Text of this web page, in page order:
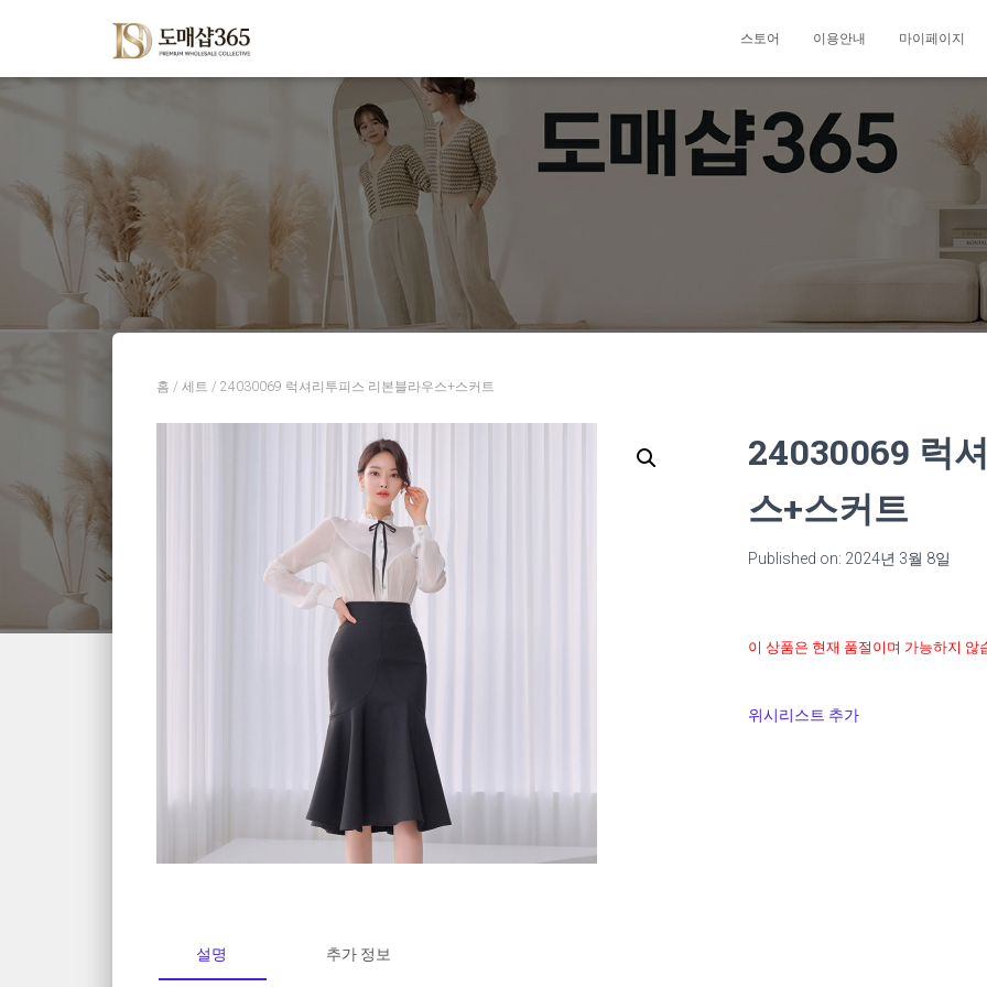
스토어 이용안내 마이페이지
홈 / 세트 / 24030069 럭셔리투피스 리본블라우스+스커트
24030069 럭
스+스커트
Published on: 2024년 3월 8일
이 상품은 현재 품절이며 가능하지 않
위시리스트 추가
설명 추가 정보